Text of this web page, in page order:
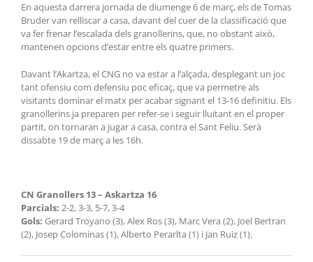
En aquesta darrera jornada de diumenge 6 de març, els de Tomas
Bruder van relliscar a casa, davant del cuer de la classificació que
va fer frenar l’escalada dels granollerins, que, no obstant això,
mantenen opcions d’estar entre els quatre primers.
Davant l’Akartza, el CNG no va estar a l’alçada, desplegant un joc
tant ofensiu com defensiu poc eficaç, que va permetre als
visitants dominar el matx per acabar signant el 13-16 definitiu. Els
granollerins ja preparen per refer-se i seguir lluitant en el proper
partit, on tornaran a jugar a casa, contra el Sant Feliu. Serà
dissabte 19 de març a les 16h.
CN Granollers 13 – Askartza 16
Parcials: 2-2, 3-3, 5-7, 3-4
Gols: Gerard Troyano (3), Alex Ros (3), Marc Vera (2), Joel Bertran
(2), Josep Colominas (1), Alberto Perarlta (1) i Jan Ruiz (1).